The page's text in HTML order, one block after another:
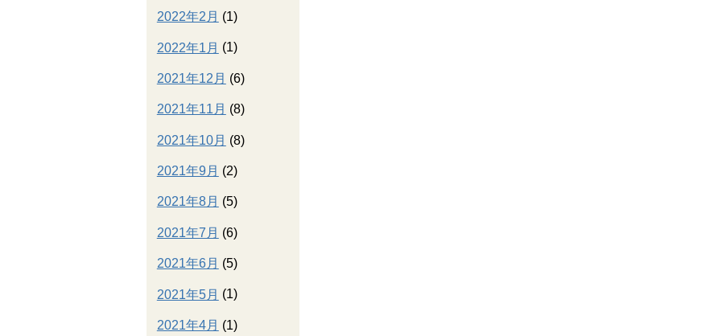
2022年2月 (1)
2022年1月 (1)
2021年12月 (6)
2021年11月 (8)
2021年10月 (8)
2021年9月 (2)
2021年8月 (5)
2021年7月 (6)
2021年6月 (5)
2021年5月 (1)
2021年4月 (1)